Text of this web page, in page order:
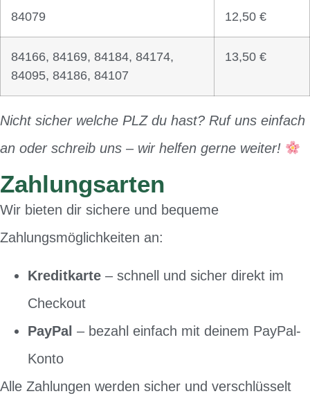
84079 12,50 €
84166, 84169, 84184, 84174,
84095, 84186, 84107
13,50 €
Nicht sicher welche PLZ du hast? Ruf uns einfach
an oder schreib uns – wir helfen gerne weiter!
Zahlungsarten
Wir bieten dir sichere und bequeme
Zahlungsmöglichkeiten an:
Kreditkarte – schnell und sicher direkt im
Checkout
PayPal – bezahl einfach mit deinem PayPal-
Konto
Alle Zahlungen werden sicher und verschlüsselt